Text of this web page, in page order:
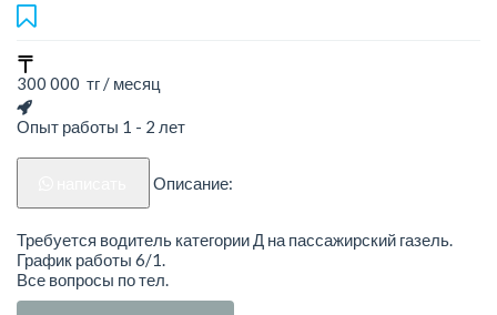
300 000 тг / месяц
Опыт работы 1 - 2 лет
Описание:
Требуется водитель категории Д на пассажирский газель.
График работы 6/1.
Все вопросы по тел.